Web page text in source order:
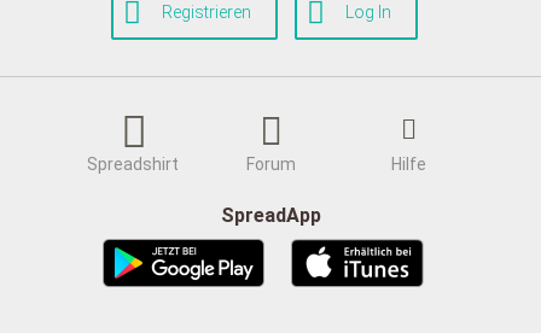
Registrieren Log In
Spreadshirt Forum Hilfe
SpreadApp